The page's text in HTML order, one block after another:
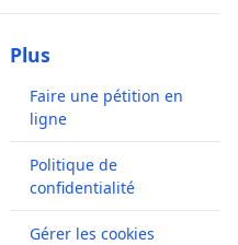
Plus
Faire une pétition en
ligne
Politique de
confidentialité
Gérer les cookies